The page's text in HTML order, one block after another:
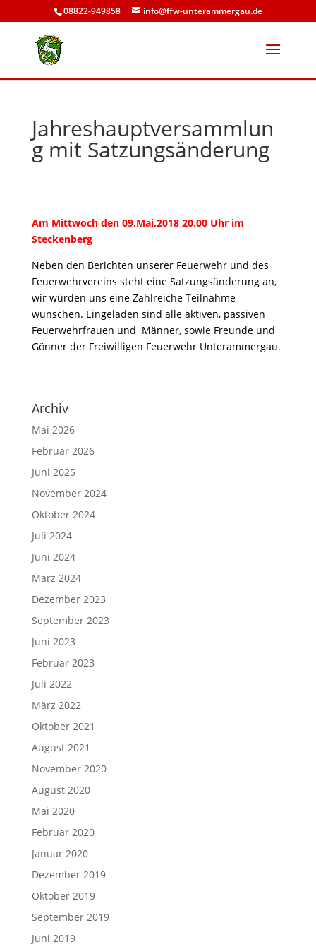
08822-949858 info@ffw-unterammergau.de
Jahreshauptversammlun
g mit Satzungsänderung
Am Mittwoch den 09.Mai.2018 20.00 Uhr im
Steckenberg
Neben den Berichten unserer Feuerwehr und des
Feuerwehrvereins steht eine Satzungsänderung an,
wir würden uns eine Zahlreiche Teilnahme
wünschen. Eingeladen sind alle aktiven, passiven
Feuerwehrfrauen und Männer, sowie Freunde und
Gönner der Freiwilligen Feuerwehr Unterammergau.
Archiv
Mai 2026
Februar 2026
Juni 2025
November 2024
Oktober 2024
Juli 2024
Juni 2024
März 2024
Dezember 2023
September 2023
Juni 2023
Februar 2023
Juli 2022
März 2022
Oktober 2021
August 2021
November 2020
August 2020
Mai 2020
Februar 2020
Januar 2020
Dezember 2019
Oktober 2019
September 2019
Juni 2019